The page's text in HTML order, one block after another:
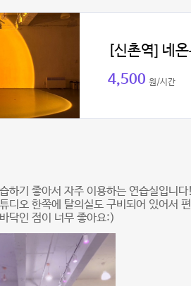
[신촌역] 네
4,500 원/시간
하기 좋아서 자주 이용하는 연습실입니
디오 한쪽에 탈의실도 구비되어 있어서
닥인 점이 너무 좋아요:)